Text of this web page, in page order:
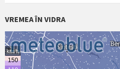
VREMEA ÎN VIDRA